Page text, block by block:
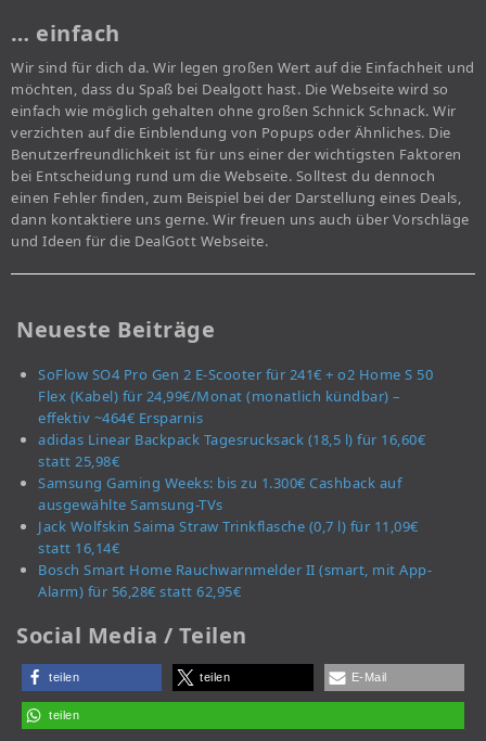
… einfach
Wir sind für dich da. Wir legen großen Wert auf die Einfachheit und
möchten, dass du Spaß bei Dealgott hast. Die Webseite wird so
einfach wie möglich gehalten ohne großen Schnick Schnack. Wir
verzichten auf die Einblendung von Popups oder Ähnliches. Die
Benutzerfreundlichkeit ist für uns einer der wichtigsten Faktoren
bei Entscheidung rund um die Webseite. Solltest du dennoch
einen Fehler finden, zum Beispiel bei der Darstellung eines Deals,
dann kontaktiere uns gerne. Wir freuen uns auch über Vorschläge
und Ideen für die DealGott Webseite.
Neueste Beiträge
SoFlow SO4 Pro Gen 2 E-Scooter für 241€ + o2 Home S 50
Flex (Kabel) für 24,99€/Monat (monatlich kündbar) –
effektiv ~464€ Ersparnis
adidas Linear Backpack Tagesrucksack (18,5 l) für 16,60€
statt 25,98€
Samsung Gaming Weeks: bis zu 1.300€ Cashback auf
ausgewählte Samsung-TVs
Jack Wolfskin Saima Straw Trinkflasche (0,7 l) für 11,09€
statt 16,14€
Bosch Smart Home Rauchwarnmelder II (smart, mit App-
Alarm) für 56,28€ statt 62,95€
Social Media / Teilen
teilen teilen E-Mail
teilen